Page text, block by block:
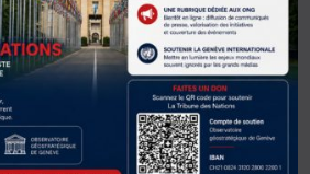
sécurité collective. Cette
du Golfe, et en premier lieu le
réalité: le partenariat avec
mais il ne peut plus constituer à
de sécurité.